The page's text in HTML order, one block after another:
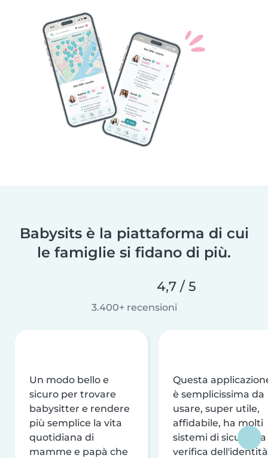
Babysits è la piattaforma di cui
le famiglie si fidano di più.
4,7 / 5
3.400+ recensioni
Un modo bello e
sicuro per trovare
babysitter e rendere
più semplice la vita
quotidiana di
mamme e papà che
Questa
è semplicissima da
usare, super utile,
affidabile, ha molti
sistemi di sicurezza
verifica dell'identità